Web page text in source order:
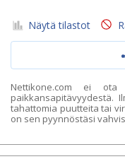
Näytä tilastot
Nettikone.com ei
paikkansapitävyydestä.
tahattomia puutteita tai
on sen pyynnöstäsi